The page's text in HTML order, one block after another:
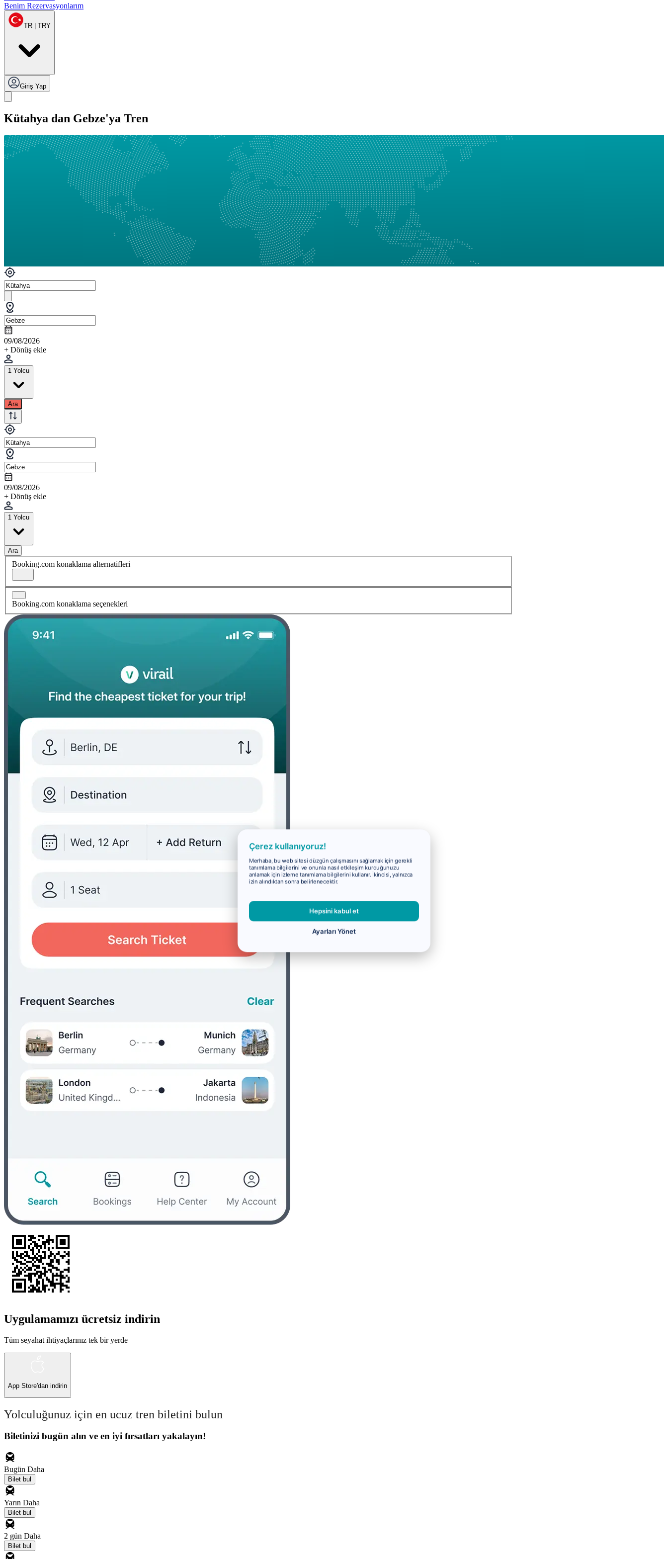
Benim Rezervasyonlarım
TR | TRY
Giriş Yap
Kütahya dan Gebze'ya Tren
09/08/2026
+ Dönüş ekle
1 Yolcu
Ara
09/08/2026
+ Dönüş ekle
1 Yolcu
Ara
Booking.com konaklama alternatifleri
Booking.com konaklama seçenekleri
Uygulamamızı ücretsiz indirin
Tüm seyahat ihtiyaçlarınız tek bir yerde
App Store'dan indirin
Yolculuğunuz için en ucuz tren biletini bulun
Biletinizi bugün alın ve en iyi fırsatları yakalayın!
Bugün Daha
Bilet bul
Yarın Daha
Bilet bul
2 gün Daha
Bilet bul
Çerez kullanıyoruz!
Merhaba, bu web sitesi düzgün çalışmasını sağlamak için gerekli
tanımlama bilgilerini ve onunla nasıl etkileşim kurduğunuzu
anlamak için izleme tanımlama bilgilerini kullanır. İkincisi, yalnızca
izin alındıktan sonra belirlenecektir.
Hepsini kabul et
Ayarları Yönet